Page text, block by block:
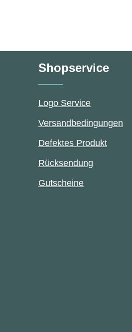
Shopservice
Logo Service
Versandbedingungen
Defektes Produkt
Rücksendung
Gutscheine